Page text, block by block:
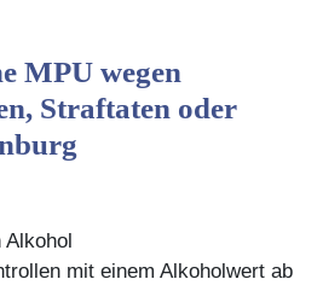
MPU wegen
Straftaten oder
Alkohol
mit einem Alkoholwert ab